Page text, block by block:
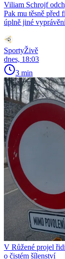
Viliam Schrojf
Pak mu těsně před
úplně jiné
SportyŽivě
dnes, 18:03
3 min
V Růžené projel
o čistém šílenství